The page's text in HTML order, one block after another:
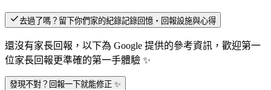
去過了嗎？留下你們家的紀錄記錄回憶・回報設施與心得
還沒有家長回報，以下為 Google 提供的參考資訊，歡迎第一
位家長回報更準確的第一手體驗 ✨
發現不對？回報一下就能修正 ✨